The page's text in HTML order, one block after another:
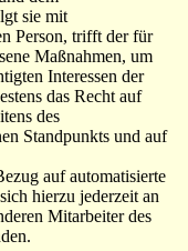
sie mit
Person, trifft der für
Maßnahmen, um
Interessen der
das Recht auf
des
Standpunkts und auf
auf automatisierte
hierzu jederzeit an
Mitarbeiter des